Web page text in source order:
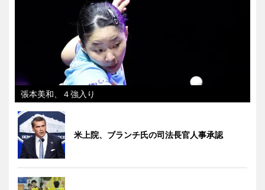
張本美和、４強入り
米上院、ブランチ氏の司法長官人事承認